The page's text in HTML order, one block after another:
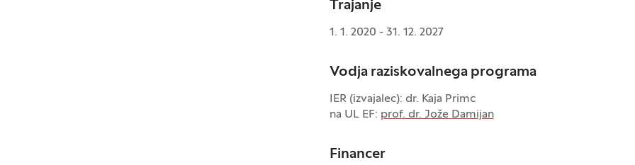
Trajanje
1. 1. 2020 - 31. 12. 2027
Vodja raziskovalnega programa
IER (izvajalec): dr. Kaja Primc
na UL EF: prof. dr. Jože Damijan
Financer